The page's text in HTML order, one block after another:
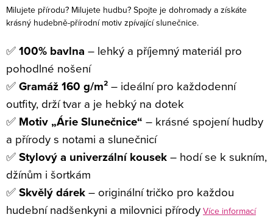
Milujete přírodu? Milujete hudbu? Spojte je dohromady a získáte
krásný hudebně-přírodní motiv zpívající slunečnice.
✅100% bavlna – lehký a příjemný materiál pro
pohodlné nošení
✅Gramáž 160 g/m²– ideální pro každodenní
outfity, drží tvar a je hebký na dotek
✅ Motiv „Árie Slunečnice“ – krásné spojení hudby
a přírody s notami a slunečnicí
✅Stylový a univerzální kousek– hodí se k sukním,
džínům i šortkám
✅Skvělý dárek– originální tričko pro každou
hudební nadšenkyni a milovnici přírody Více informací